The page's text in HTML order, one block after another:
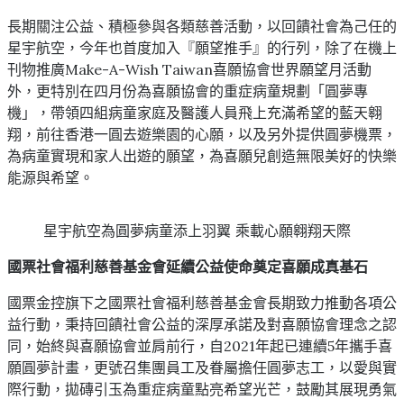
長期關注公益、積極參與各類慈善活動，以回饋社會為己任的
星宇航空，今年也首度加入『願望推手』的行列，除了在機上
刊物推廣Make-A-Wish Taiwan喜願協會世界願望月活動
外，更特別在四月份為喜願協會的重症病童規劃「圓夢專
機」，帶領四組病童家庭及醫護人員飛上充滿希望的藍天翱
翔，前往香港一圓去遊樂園的心願，以及另外提供圓夢機票，
為病童實現和家人出遊的願望，為喜願兒創造無限美好的快樂
能源與希望。
星宇航空為圓夢病童添上羽翼 乘載心願翱翔天際
國票社會福利慈善基金會延續公益使命奠定喜願成真基石
國票金控旗下之國票社會福利慈善基金會長期致力推動各項公
益行動，秉持回饋社會公益的深厚承諾及對喜願協會理念之認
同，始終與喜願協會並肩前行，自2021年起已連續5年攜手喜
願圓夢計畫，更號召集團員工及眷屬擔任圓夢志工，以愛與實
際行動，拋磚引玉為重症病童點亮希望光芒，鼓勵其展現勇氣